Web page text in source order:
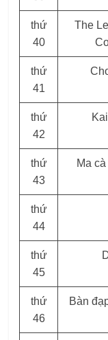
thứ
40
The
thứ
41
thứ
42
thứ
43
Ma
thứ
44
thứ
45
thứ
46
Bàn